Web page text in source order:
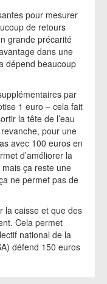
pour mesurer
de retours
grande précarité
dans une
dépend beaucoup
par
1 euro – cela fait
la tête de l’eau
pour une
avec 100 euros en
d’améliorer la
mais ça reste une
ne permet pas de
la caisse et que des
Cela permet
national de la
défend 150 euros